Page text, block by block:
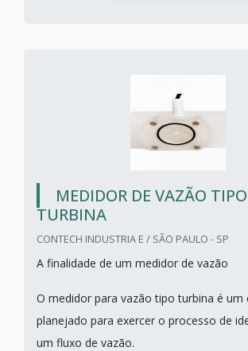
MEDIDOR DE VAZÃO TIPO
TURBINA
CONTECH INDUSTRIA E / SÃO PAULO - SP
A finalidade de um medidor de vazão
O medidor para vazão tipo turbina é um
planejado para exercer o processo de
um fluxo de vazão.